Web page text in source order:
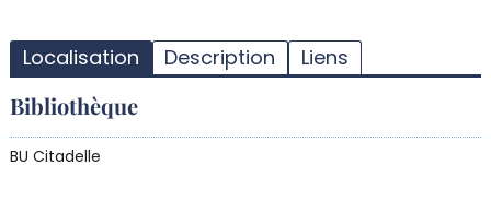
Localisation Description Liens
Bibliothèque
BU Citadelle